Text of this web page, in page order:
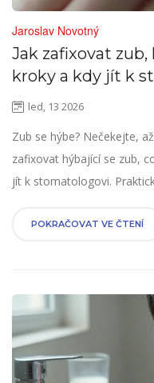
Jaroslav Novotný
Jak zafixovat
kroky a kdy jít k
led, 13 2026
Zub se hýbe? Nečekejte,
zafixovat hýbající se zub,
jít k stomatologovi.
POKRAČOVAT VE ČTENÍ